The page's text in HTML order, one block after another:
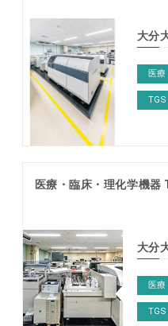
大分
医
TGS
医療・臨床・理化学機器
大分
医
TGS